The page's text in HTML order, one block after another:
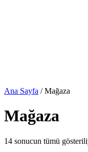
Ana Sayfa / Mağaza
Mağaza
14 sonucun tümü